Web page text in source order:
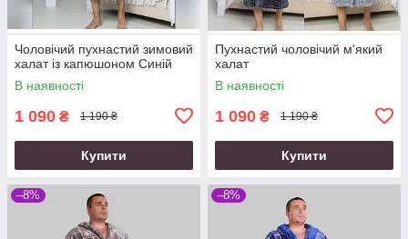
Чоловічий пухнастий зимовий
халат із капюшоном Синій
В наявності
1 090 ₴ 1 190 ₴
Купити
Пухнастий чоловічий м'який
халат
В наявності
1 090 ₴ 1 190 ₴
Купити
–8% –8%